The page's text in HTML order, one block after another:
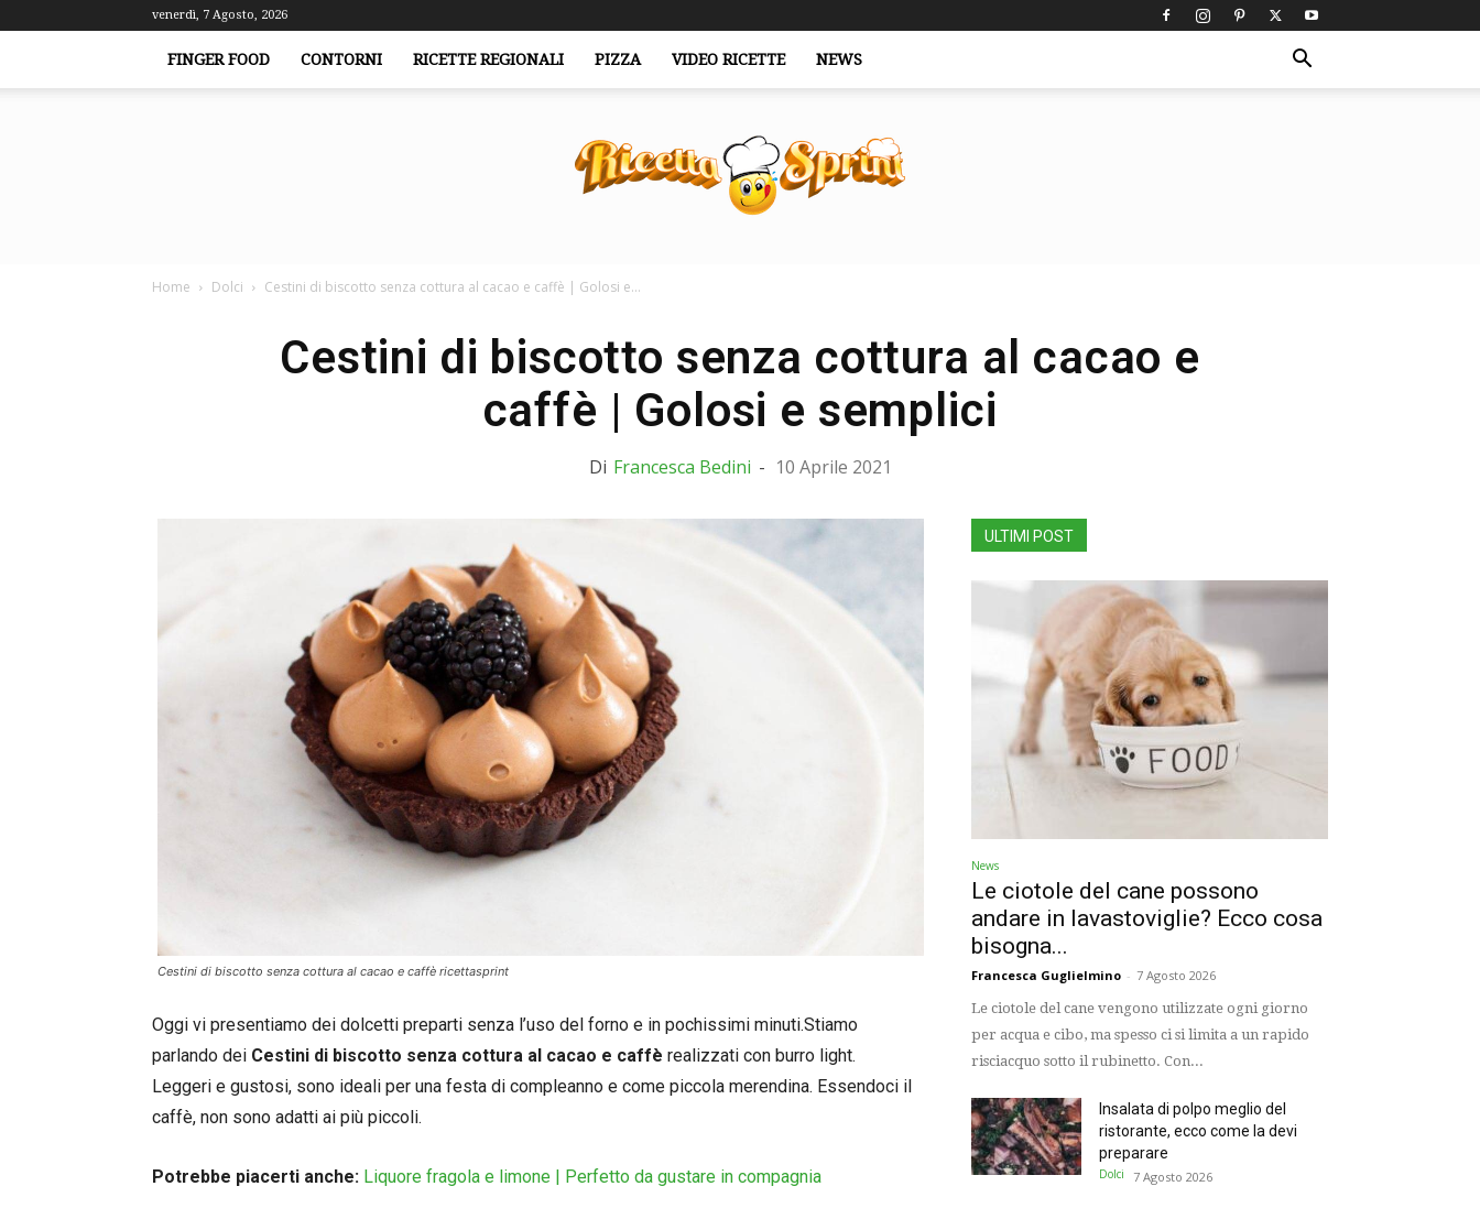
venerdì, 7 Agosto, 2026
FINGER FOOD CONTORNI RICETTE REGIONALI PIZZA VIDEO RICETTE NEWS
Home Dolci Cestini di biscotto senza cottura al cacao e caffè | Golosi e...
Cestini di biscotto senza cottura al cacao e
caffè | Golosi e semplici
Di Francesca Bedini - 10 Aprile 2021
Cestini di biscotto senza cottura al cacao e caffè ricettasprint
Oggi vi presentiamo dei dolcetti preparti senza l’uso del forno e in pochissimi minuti.Stiamo
parlando dei Cestini di biscotto senza cottura al cacao e caffè realizzati con burro light.
Leggeri e gustosi, sono ideali per una festa di compleanno e come piccola merendina. Essendoci il
caffè, non sono adatti ai più piccoli.
Potrebbe piacerti anche: Liquore fragola e limone | Perfetto da gustare in compagnia
ULTIMI POST
News
Le ciotole del cane possono
andare in lavastoviglie? Ecco cosa
bisogna...
Francesca Guglielmino - 7 Agosto 2026
Le ciotole del cane vengono utilizzate ogni giorno
per acqua e cibo, ma spesso ci si limita a un rapido
risciacquo sotto il rubinetto. Con...
Insalata di polpo meglio del
ristorante, ecco come la devi
preparare
Dolci 7 Agosto 2026